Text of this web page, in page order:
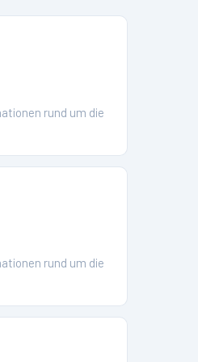
rund um die
rund um die